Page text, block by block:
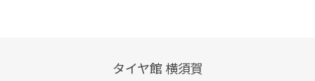
タイヤ館 横須賀